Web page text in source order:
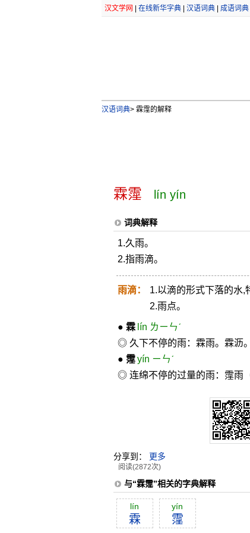
汉文学网 在线新华字典| 汉语词典| 成语词典|
汉语词典>霖霪的解释
霖霪 lín yín
词典解释
1.久雨。
2.指雨滴。
雨滴：
1.以滴的形式下落的水,
2.雨点。
● 霖 lín ㄌㄧㄣˊ
◎ 久下不停的雨：霖雨。霖沥
● 霪 yín ㄧㄣˊ
◎ 连绵不停的过量的雨：霪雨（
分享到： 更多
阅读(2872次)
与“霖霪”相关的字典解释
lín
霖
yín
霪